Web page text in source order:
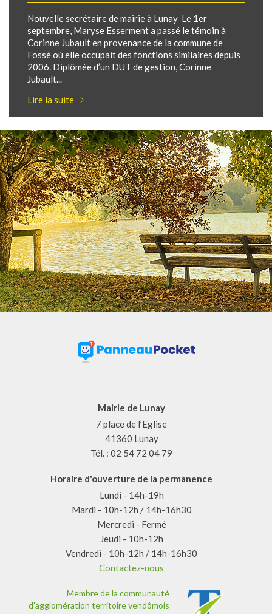
Nouvelle secrétaire de mairie à Lunay Le 1er
septembre, Maryse Esserment a passé le témoin à
Corinne Jubault en provenance de la commune de
Fossé où elle occupait des fonctions similaires depuis
2006. Diplômée d’un DUT de gestion, Corinne
Jubault...
Lire la suite
Mairie de Lunay
7 place de l’Eglise
41360 Lunay
Tél. : 02 54 72 04 79
Horaire d'ouverture de la permanence
Lundi - 14h-19h
Mardi - 10h-12h / 14h-16h30
Mercredi - Fermé
Jeudi - 10h-12h
Vendredi - 10h-12h / 14h-16h30
Contactez-nous
Membre de la communauté
d'agglomération territoire vendômois